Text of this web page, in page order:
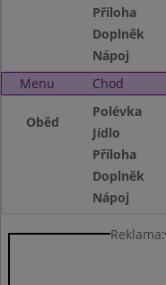
Příloha
Doplněk
Nápoj
Menu
Chod
Oběd
Polévka
Jídlo
Příloha
Doplněk
Nápoj
Reklama: